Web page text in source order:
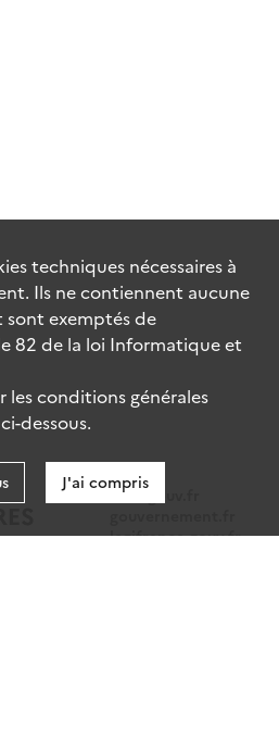
data.gouv.fr
legifrance.gouv.fr
techniques nécessaires à
Ils ne contiennent aucune
sont exemptés de
82 de la loi Informatique et
les conditions générales
dessous.
J'ai compris